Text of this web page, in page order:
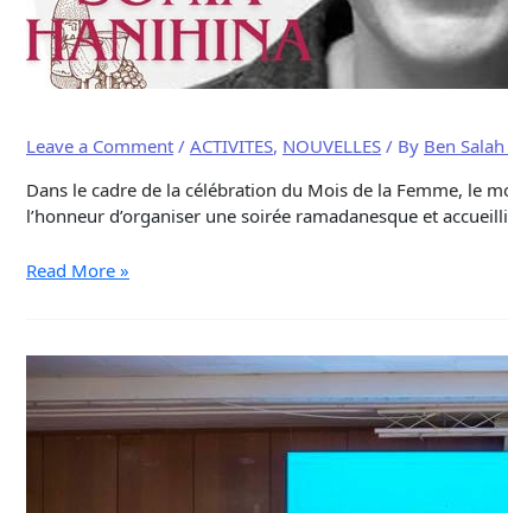
Leave a Comment / ACTIVITES, NOUVELLES / By Ben
Dans le cadre de la célébration du Mois de la Femme, le
l’honneur d’organiser une soirée ramadanesque et
Read More »